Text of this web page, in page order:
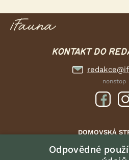
KONTAKT DO
nonstop
DOMOVSKÁ
INZERCE
Odpovědné